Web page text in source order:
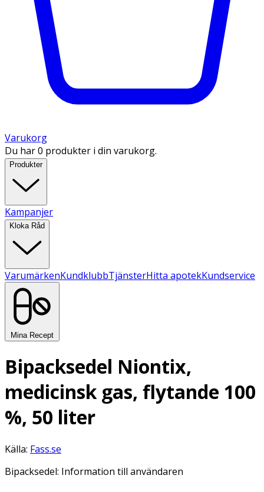
Varukorg
Du har 0 produkter i din varukorg.
Produkter
Kampanjer
Kloka Råd
VarumärkenKundklubbTjänsterHitta apotekKundservice
Mina Recept
Bipacksedel Niontix,
medicinsk gas, flytande 100
%, 50 liter
Källa: Fass.se
Bipacksedel: Information till användaren